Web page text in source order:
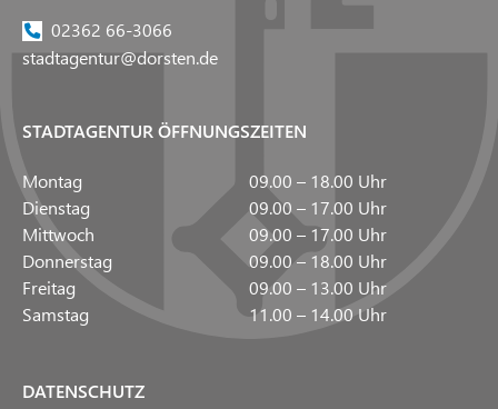
02362 66-3066
stadtagentur@dorsten.de
STADTAGENTUR ÖFFNUNGSZEITEN
Montag
09.00 – 18.00 Uhr
Dienstag
09.00 – 17.00 Uhr
Mittwoch
09.00 – 17.00 Uhr
Donnerstag
09.00 – 18.00 Uhr
Freitag
09.00 – 13.00 Uhr
Samstag
11.00 – 14.00 Uhr
DATENSCHUTZ